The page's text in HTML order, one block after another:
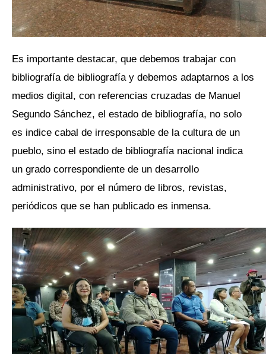
Es importante destacar, que debemos trabajar con
bibliografía de bibliografía y debemos adaptarnos a los
medios digital, con referencias cruzadas de Manuel
Segundo Sánchez, el estado de bibliografía, no solo
es indice cabal de irresponsable de la cultura de un
pueblo, sino el estado de bibliografía nacional indica
un grado correspondiente de un desarrollo
administrativo, por el número de libros, revistas,
periódicos que se han publicado es inmensa.